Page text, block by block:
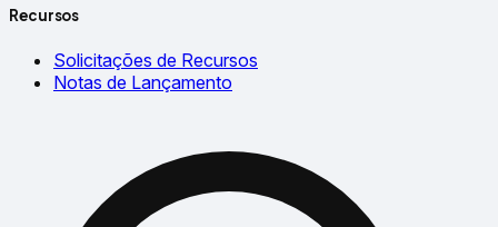
Recursos
Solicitações de Recursos
Notas de Lançamento